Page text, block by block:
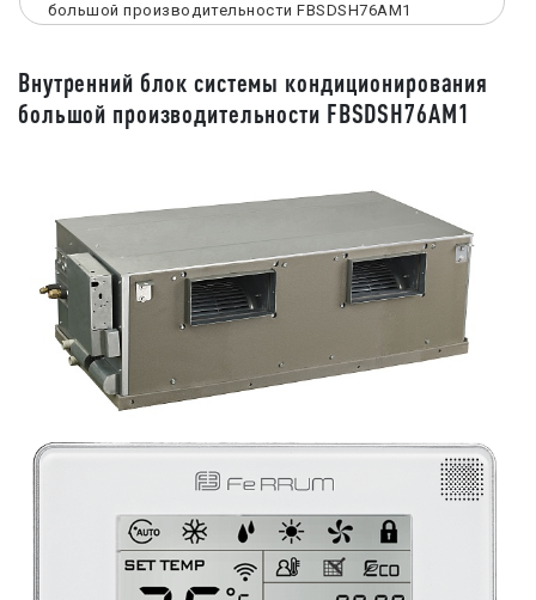
большой производительности FBSDSH76AM1
Внутренний блок системы кондиционирования
большой производительности FBSDSH76AM1